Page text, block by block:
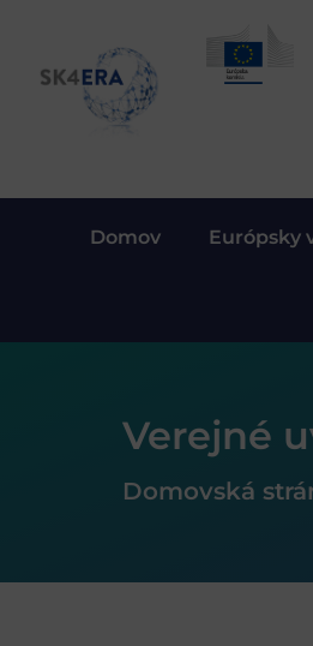
Domov Európsky
Verejné
Domovská